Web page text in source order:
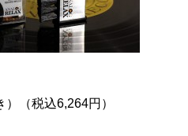
（税込6,264円）